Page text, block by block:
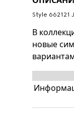
Style ‎662121
В
новые
Браслет